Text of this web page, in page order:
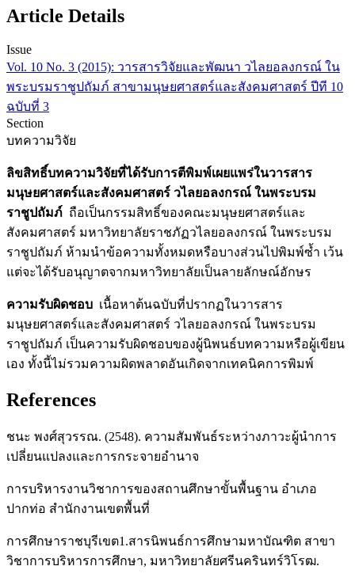
Article Details
Issue
Vol. 10 No. 3 (2015): วารสารวิจัยและพัฒนา วไลยอลงกรณ์ ใน
พระบรมราชูปถัมภ์ สาขามนุษยศาสตร์และสังคมศาสตร์ ปีที 10
ฉบับที่ 3
Section
บทความวิจัย
ลิขสิทธิ์บทความวิจัยที่ได้รับการตีพิมพ์เผยแพร่ในวารสาร
มนุษยศาสตร์และสังคมศาสตร์ วไลยอลงกรณ์ ในพระบรม
ราชูปถัมภ์ ถือเป็นกรรมสิทธิ์ของคณะมนุษยศาสตร์และ
สังคมศาสตร์ มหาวิทยาลัยราชภัฏวไลยอลงกรณ์ ในพระบรม
ราชูปถัมภ์ ห้ามนำข้อความทั้งหมดหรือบางส่วนไปพิมพ์ซ้ำ เว้น
แต่จะได้รับอนุญาตจากมหาวิทยาลัยเป็นลายลักษณ์อักษร
ความรับผิดชอบ เนื้อหาต้นฉบับที่ปรากฏในวารสาร
มนุษยศาสตร์และสังคมศาสตร์ วไลยอลงกรณ์ ในพระบรม
ราชูปถัมภ์ เป็นความรับผิดชอบของผู้นิพนธ์บทความหรือผู้เขียน
เอง ทั้งนี้ไม่รวมความผิดพลาดอันเกิดจากเทคนิคการพิมพ์
References
ชนะ พงศ์สุวรรณ. (2548). ความสัมพันธ์ระหว่างภาวะผู้นำการ
เปลี่ยนแปลงและการกระจายอำนาจ
การบริหารงานวิชาการของสถานศึกษาขั้นพื้นฐาน อำเภอ
ปากท่อ สำนักงานเขตพื้นที่
การศึกษาราชบุรีเขต1.สารนิพนธ์การศึกษามหาบัณฑิต สาขา
วิชาการบริหารการศึกษา, มหาวิทยาลัยศรีนครินทร์วิโรฒ.